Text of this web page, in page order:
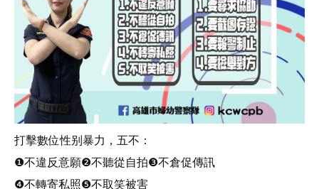
打擊數位性别暴力，五不：
❶不違反意願❷不聽從自拍❸不倉促傳訊
❹不轉寄私照❺不取笑被害